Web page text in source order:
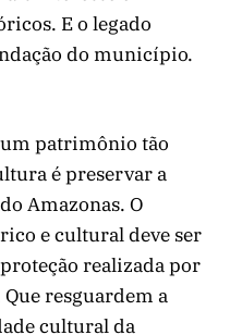
E o legado
do município.
um patrimônio tão
é preservar a
Amazonas. O
e cultural deve ser
realizada por
resguardem a
cultural da